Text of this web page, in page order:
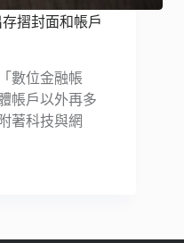
摺封面和帳戶
數位金融帳
帳戶以外再多
著科技與網